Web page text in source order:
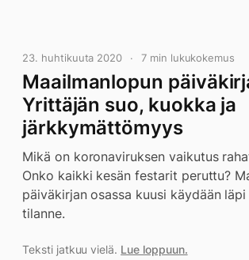
23. huhtikuuta 2020 7 min lukukokemus
Maailmanlopun
Yrittäjän suo, kuokka ja
järkkymättömyys
Mikä on koronaviruksen vaikutus
Onko kaikki kesän festarit peruttu?
päiväkirjan osassa kuusi käydään
tilanne.
Teksti jatkuu vielä. Lue loppuun.